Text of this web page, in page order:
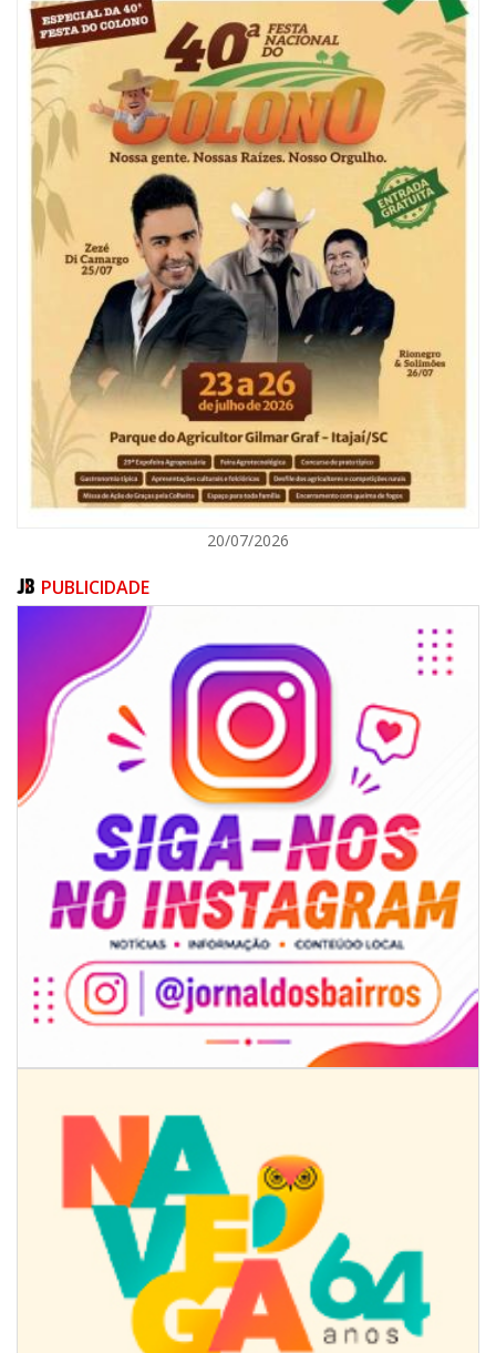
09/08/2026 | 07:00
Painel NIMOB 2026 reúne as principais lideranças para debater o futuro
econômico e imobiliário de Itajaí
BALNEÁRIO CAMBORIÚ
09/08/2026 | 07:00
Projeto BC em Traços está com inscrições abertas
20/07/2026
PUBLICIDADE